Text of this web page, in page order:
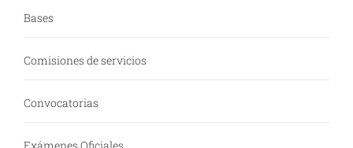
Bases
Comisiones de servicios
Convocatorias